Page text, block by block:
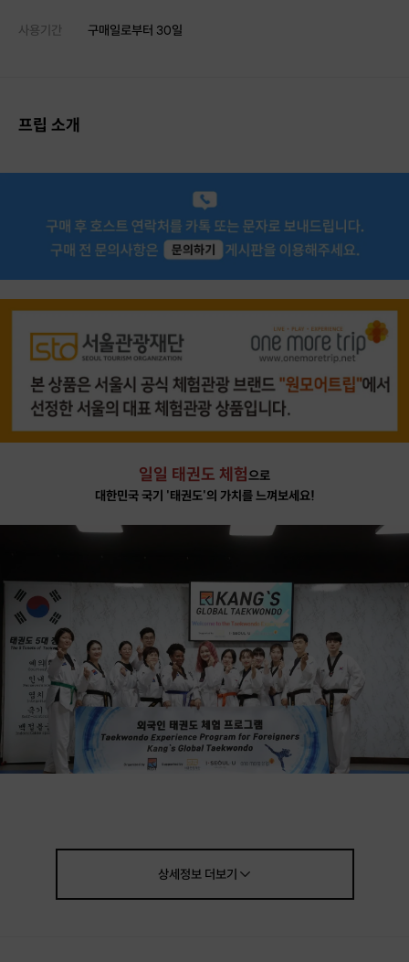
사용기간 구매일로부터 30일
프립 소개
일일 태권도 체험으로
대한민국 국기 '태권도'의 가치를 느껴보세요!
상세정보더보기